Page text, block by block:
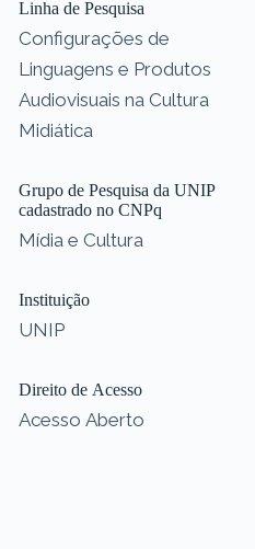
Linha de Pesquisa
Configurações de
Linguagens e Produtos
Audiovisuais na Cultura
Midiática
Grupo de Pesquisa da UNIP
cadastrado no CNPq
Mídia e Cultura
Instituição
UNIP
Direito de Acesso
Acesso Aberto